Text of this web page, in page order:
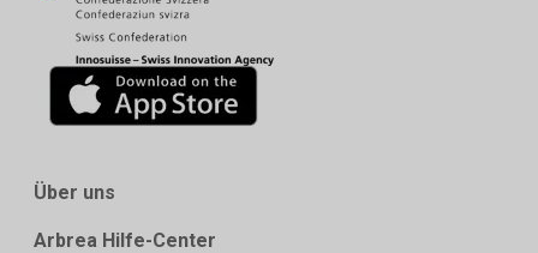
Über uns
Arbrea Hilfe-Center